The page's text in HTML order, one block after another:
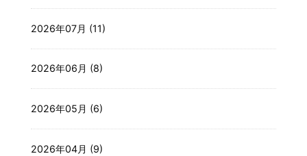
2026年07月 (11)
2026年06月 (8)
2026年05月 (6)
2026年04月 (9)